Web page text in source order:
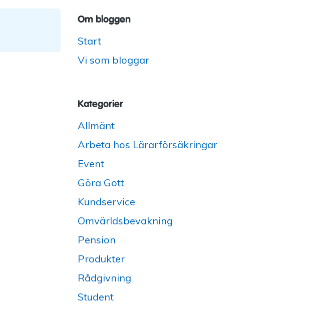
Om bloggen
Start
Vi som bloggar
Kategorier
Allmänt
Arbeta hos Lärarförsäkringar
Event
Göra Gott
Kundservice
Omvärldsbevakning
Pension
Produkter
Rådgivning
Student